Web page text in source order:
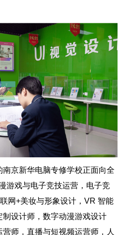
京新华电脑专修学校正面向全
游戏与电子竞技运营，电子竞
网+美妆与形象设计，VR 智能
设计师，数字动漫游戏设计
师，直播与短视频运营师，人